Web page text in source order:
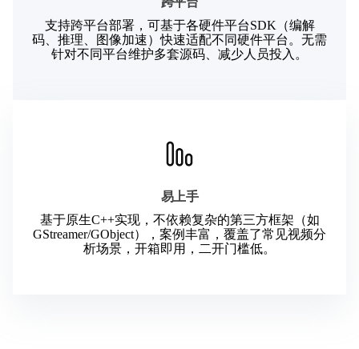
支持跨平台部署，可基于各硬件平台SDK（编解
码、推理、图像加速）快速适配不同硬件平台。无需
针对不同平台维护多套源码、减少人员投入。
易上手
基于原生C++实现，不依赖复杂的第三方框架（如
GStreamer/GObject），案例丰富，覆盖了常见视频分
析场景，开箱即用，二开门槛低。